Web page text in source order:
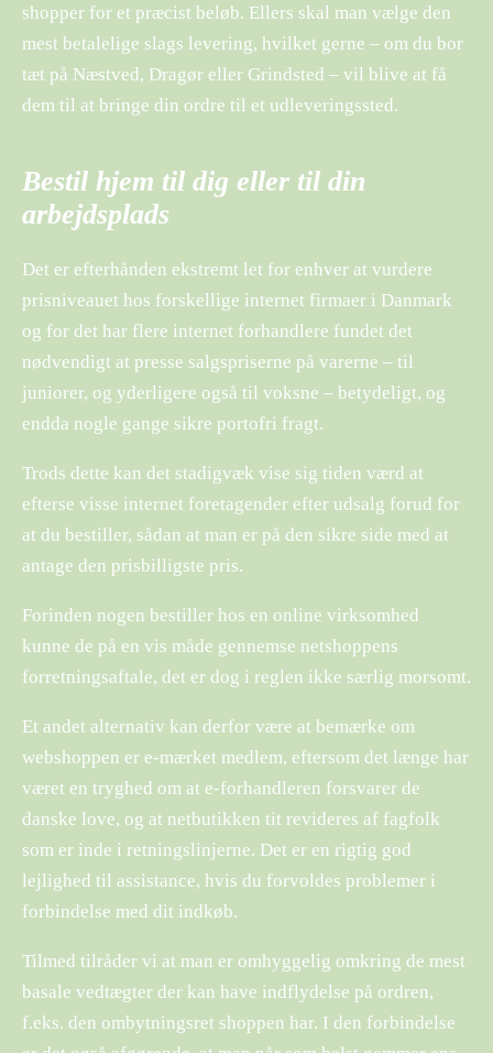
shopper for et præcist beløb. Ellers skal man vælge den
mest betalelige slags levering, hvilket gerne – om du bor
tæt på Næstved, Dragør eller Grindsted – vil blive at få
dem til at bringe din ordre til et udleveringssted.
Bestil hjem til dig eller til din
arbejdsplads
Det er efterhånden ekstremt let for enhver at vurdere
prisniveauet hos forskellige internet firmaer i Danmark
og for det har flere internet forhandlere fundet det
nødvendigt at presse salgspriserne på varerne – til
juniorer, og yderligere også til voksne – betydeligt, og
endda nogle gange sikre portofri fragt.
Trods dette kan det stadigvæk vise sig tiden værd at
efterse visse internet foretagender efter udsalg forud for
at du bestiller, sådan at man er på den sikre side med at
antage den prisbilligste pris.
Forinden nogen bestiller hos en online virksomhed
kunne de på en vis måde gennemse netshoppens
forretningsaftale, det er dog i reglen ikke særlig morsomt.
Et andet alternativ kan derfor være at bemærke om
webshoppen er e-mærket medlem, eftersom det længe har
været en tryghed om at e-forhandleren forsvarer de
danske love, og at netbutikken tit revideres af fagfolk
som er inde i retningslinjerne. Det er en rigtig god
lejlighed til assistance, hvis du forvoldes problemer i
forbindelse med dit indkøb.
Tilmed tilråder vi at man er omhyggelig omkring de mest
basale vedtægter der kan have indflydelse på ordren,
f.eks. den ombytningsret shoppen har. I den forbindelse